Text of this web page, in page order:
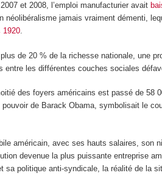
et 2008, l’emploi manufacturier avait
néolibéralisme jamais vraiment démenti,
1920.
de 20 % de la richesse nationale, une
entre les différentes couches sociales
des foyers américains est passé de
pouvoir de Barack Obama, symbolisait le
américain, avec ses hauts salaires,
devenue la plus puissante entreprise
politique anti-syndicale, la réalité de la